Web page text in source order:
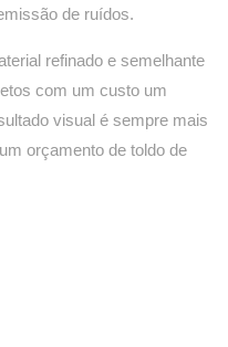
de ruídos.
refinado e semelhante
com um custo um
visual é sempre mais
orçamento de toldo de